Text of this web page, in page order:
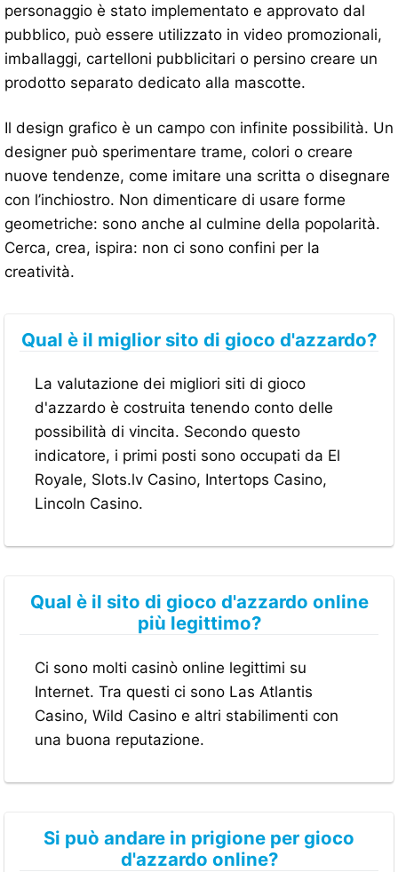
personaggio è stato implementato e approvato dal
pubblico, può essere utilizzato in video promozionali,
imballaggi, cartelloni pubblicitari o persino creare un
prodotto separato dedicato alla mascotte.
Il design grafico è un campo con infinite possibilità. Un
designer può sperimentare trame, colori o creare
nuove tendenze, come imitare una scritta o disegnare
con l’inchiostro. Non dimenticare di usare forme
geometriche: sono anche al culmine della popolarità.
Cerca, crea, ispira: non ci sono confini per la
creatività.
Qual è il miglior sito di gioco d'azzardo?
La valutazione dei migliori siti di gioco
d'azzardo è costruita tenendo conto delle
possibilità di vincita. Secondo questo
indicatore, i primi posti sono occupati da El
Royale, Slots.lv Casino, Intertops Casino,
Lincoln Casino.
Qual è il sito di gioco d'azzardo online
più legittimo?
Ci sono molti casinò online legittimi su
Internet. Tra questi ci sono Las Atlantis
Casino, Wild Casino e altri stabilimenti con
una buona reputazione.
Si può andare in prigione per gioco
d'azzardo online?